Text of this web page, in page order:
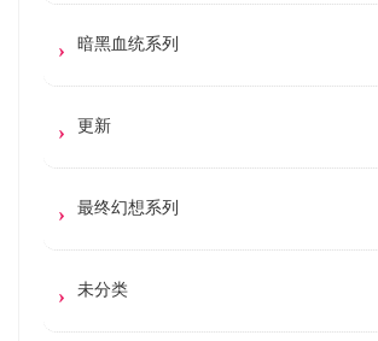
暗黑血统系列
更新
最终幻想系列
未分类